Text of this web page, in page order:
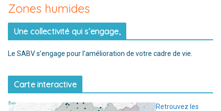
Zones humides
Une collectivité qui s’engage,
Le SABV s’engage pour l’amélioration de votre cadre de vie.
Carte interactive
Retrouvez les